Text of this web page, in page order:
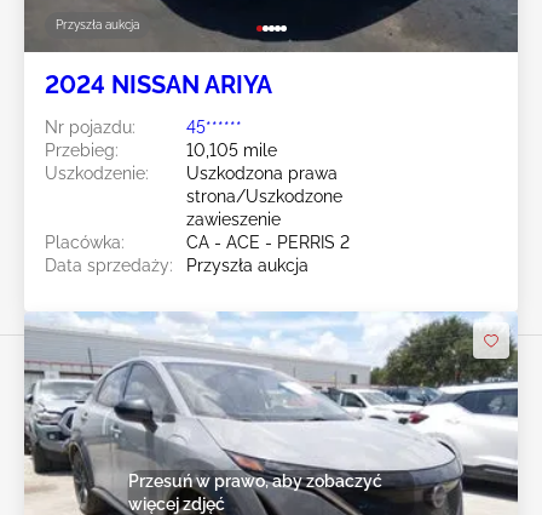
Przyszła aukcja
2024 NISSAN ARIYA
Nr pojazdu:
45******
Przebieg:
10,105 mile
Uszkodzenie:
Uszkodzona prawa
strona/Uszkodzone
zawieszenie
Placówka:
CA - ACE - PERRIS 2
Data sprzedaży:
Przyszła aukcja
Przesuń w prawo, aby zobaczyć
więcej zdjęć